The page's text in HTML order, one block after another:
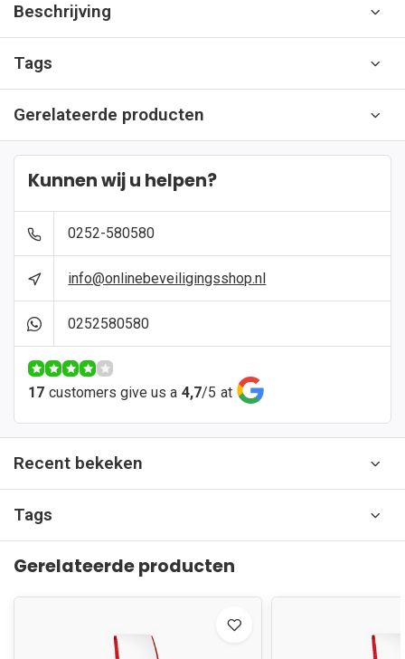
Beschrijving
Tags
Gerelateerde producten
Kunnen wij u helpen?
0252-580580
info@onlinebeveiligingsshop.nl
0252580580
17 customers give us a 4,7/5 at
Recent bekeken
Tags
Gerelateerde producten